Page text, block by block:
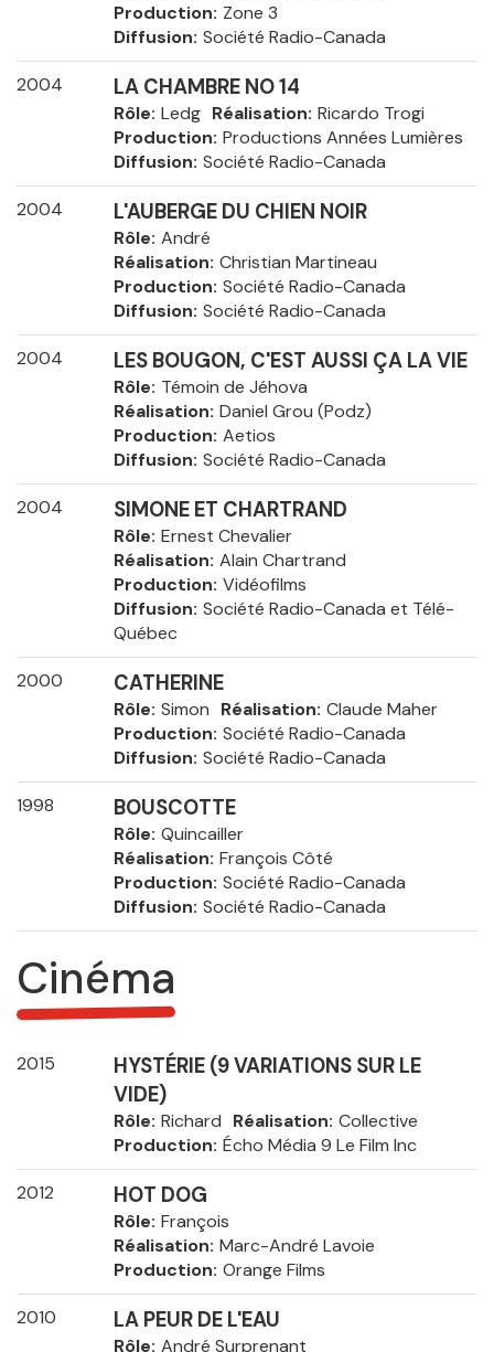
Production Zone 3
Diffusion Société Radio-Canada
2004 LA CHAMBRE NO 14
Rôle Ledg Réalisation Ricardo Trogi
Production Productions Années Lumières
Diffusion Société Radio-Canada
2004 L'AUBERGE DU CHIEN NOIR
Rôle André
Réalisation Christian Martineau
Production Société Radio-Canada
Diffusion Société Radio-Canada
2004 LES BOUGON, C'EST AUSSI ÇA LA VIE
Rôle Témoin de Jéhova
Réalisation Daniel Grou (Podz)
Production Aetios
Diffusion Société Radio-Canada
2004 SIMONE ET CHARTRAND
Rôle Ernest Chevalier
Réalisation Alain Chartrand
Production Vidéofilms
Diffusion Société Radio-Canada et Télé-
Québec
2000 CATHERINE
Rôle Simon Réalisation Claude Maher
Production Société Radio-Canada
Diffusion Société Radio-Canada
1998 BOUSCOTTE
Rôle Quincailler
Réalisation François Côté
Production Société Radio-Canada
Diffusion Société Radio-Canada
Cinéma
2015
HYSTÉRIE (9 VARIATIONS SUR LE
VIDE)
Rôle Richard Réalisation Collective
Production Écho Média 9 Le Film Inc
2012 HOT DOG
Rôle François
Réalisation Marc-André Lavoie
Production Orange Films
2010 LA PEUR DE L'EAU
Rôle André Surprenant